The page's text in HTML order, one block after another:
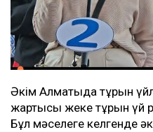
Әкім Алматыда тұрғын
жартысы жеке тұрғын үй
Бұл мәселеге келгенде